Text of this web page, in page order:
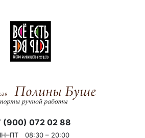
(900) 072 02 88
08:30 – 20:00